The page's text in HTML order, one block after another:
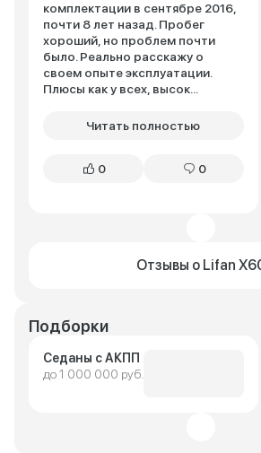
комплектации в сентябре 2016,
почти 8 лет назад. Пробег
хороший, но проблем почти
было. Реально расскажу о
своем опыте эксплуатации.
Плюсы как у всех, высок...
Читать полностью
0 0
Отзывы о Lifan
Подборки
Седаны с АКПП
до 1 000 000 руб.